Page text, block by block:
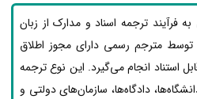
فرآیند ترجمه اسناد و مدارک از زبان
توسط مترجم رسمی دارای مجوز اطلاق
انجام می‌گیرد. این نوع ترجمه
دادگاه‌ها، سازمان‌های دولتی و